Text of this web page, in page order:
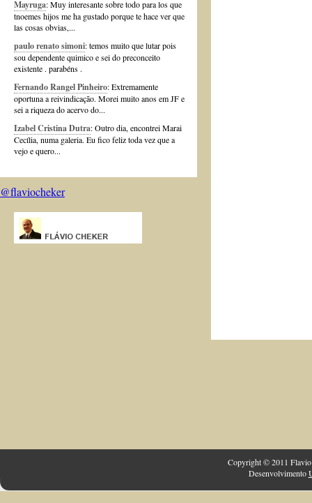
Mayruga: Muy interesante sobre todo para los que
tnoemes hijos me ha gustado porque te hace ver que
las cosas obvias,...
paulo renato simoni: temos muito que lutar pois
sou dependente quimico e sei do preconceito
existente . parabéns .
Fernando Rangel Pinheiro: Extremamente
oportuna a reivindicação. Morei muito anos em JF e
sei a riqueza do acervo do...
Izabel Cristina Dutra: Outro dia, encontrei Marai
Cecília, numa galeria. Eu fico feliz toda vez que a
vejo e quero...
@flaviocheker
Copyright © 2011 Flavio
Desenvolvimento